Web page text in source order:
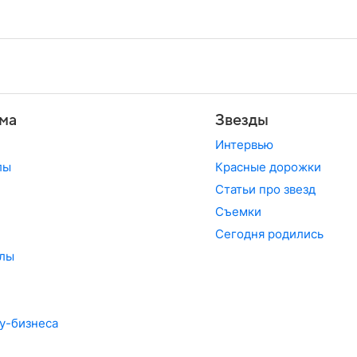
бизнеса
Звезды
Интервью
Красные дорожки
Статьи про звезд
Съемки
Сегодня родились